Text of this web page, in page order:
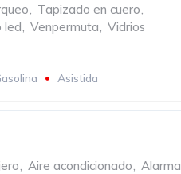
, Tapizado en cuero,
led, Venpermuta, Vidrios
Asistida
, Aire acondicionado, Alarma